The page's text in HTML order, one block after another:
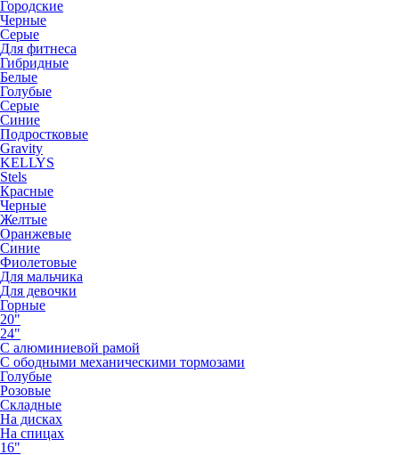
Городские
Черные
Серые
Для фитнеса
Гибридные
Белые
Голубые
Серые
Синие
Подростковые
Gravity
KELLYS
Stels
Красные
Черные
Желтые
Оранжевые
Синие
Фиолетовые
Для мальчика
Для девочки
Горные
20"
24"
С алюминиевой рамой
С ободными механическими тормозами
Голубые
Розовые
Складные
На дисках
На спицах
16"